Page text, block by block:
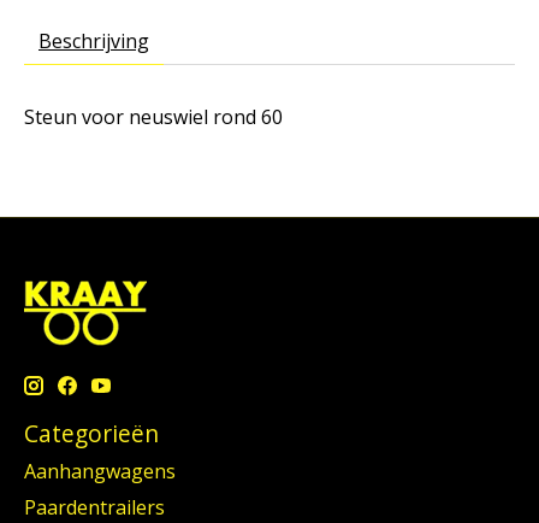
Beschrijving
Steun voor neuswiel rond 60
Categorieën
Aanhangwagens
Paardentrailers